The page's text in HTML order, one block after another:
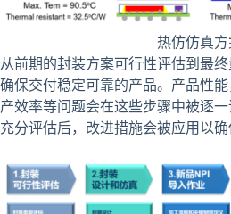
热仿仿真方
从前期的封装方案可行性评估到最
确保交付稳定可靠的产品。产品性
产效率等问题会在这些步骤中被逐
充分评估后，改进措施会被应用以